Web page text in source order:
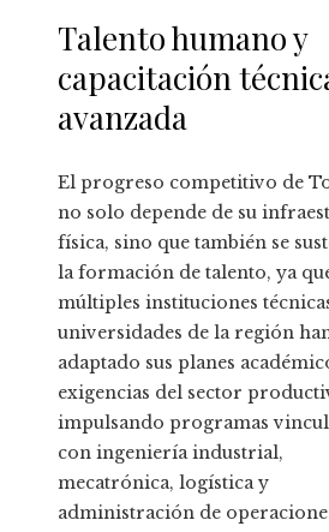
Talento humano y
capacitación
avanzada
El progreso competitivo de
no solo depende de su
física, sino que también se
la formación de talento, ya
múltiples instituciones
universidades de la región
adaptado sus planes
exigencias del sector
impulsando programas
con ingeniería industrial,
mecatrónica, logística y
administración de